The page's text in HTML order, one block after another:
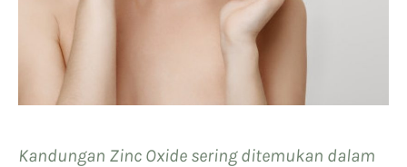
Kandungan Zinc Oxide sering ditemukan dalam